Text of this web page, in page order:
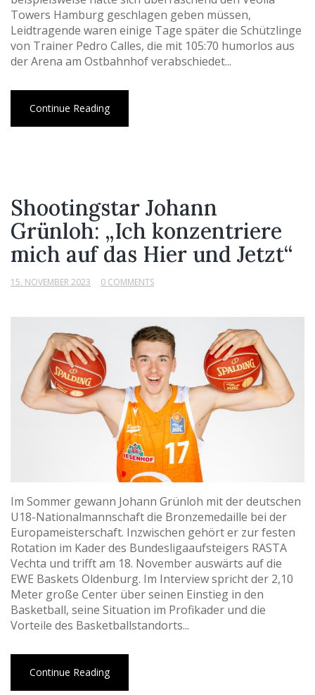
Towers Hamburg geschlagen geben müssen,
Leidtragende waren einige Tage später die Schützlinge
von Trainer Pedro Calles, die mit 105:70 humorlos aus
der Arena am Ostbahnhof verabschiedet...
Continue Reading
Shootingstar Johann
Grünloh: „Ich konzentriere
mich auf das Hier und Jetzt“
15. NOVEMBER 2023 0 COMMENTS
Im Sommer gewann Johann Grünloh mit der deutschen
U18-Nationalmannschaft die Bronzemedaille bei der
Europameisterschaft. Inzwischen gehört er zur festen
Rotation im Kader des Bundesligaaufsteigers RASTA
Vechta und trifft am 18. November auswärts auf die
EWE Baskets Oldenburg. Im Interview spricht der 2,10
Meter große Center über seinen Einstieg in den
Basketball, seine Situation im Profikader und die
Vorteile des Basketballstandorts...
Continue Reading